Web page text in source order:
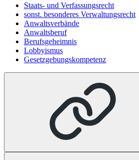
Staats- und Verfassungsrecht
sonst. besonderes Verwaltungsrecht
Anwaltsverbände
Anwaltsberuf
Berufsgeheimnis
Lobbyismus
Gesetzgebungskompetenz